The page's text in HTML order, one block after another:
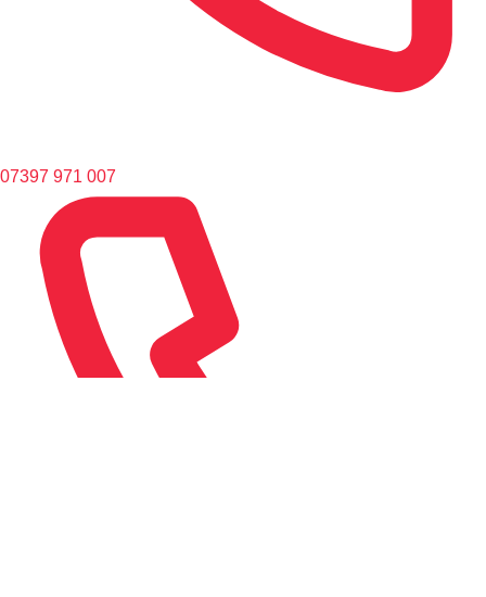
07397 971 007